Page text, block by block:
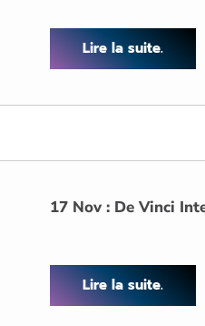
Lire la suite.
17 Nov : De Vinci
Lire la suite.